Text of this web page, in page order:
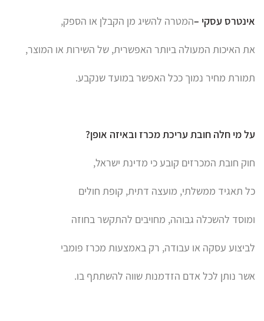
אינטרס עסקי –המטרה להשיג מן הקבלן או הספק,
את האיכות המעולה ביותר האפשרית, של השירות או המוצר,
תמורת מחיר נמוך ככל האפשר במועד שנקבע.
על מי חלה חובת עריכת מכרז ובאיזה אופן?
חוק חובת המכרזים קובע כי מדינת ישראל,
כל תאגיד ממשלתי, מועצה דתית, קופת חולים
ומוסד להשכלה גבוהה, מחויבים להתקשר בחוזה
לביצוע עסקה או עבודה, רק באמצעות מכרז פומבי
אשר נותן לכל אדם הזדמנות שווה להשתתף בו.